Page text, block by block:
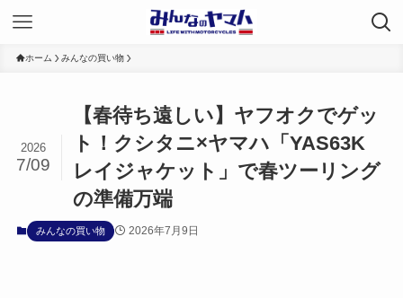
ホーム みんなの買い物
【春待ち遠しい】ヤフオクでゲッ
ト！クシタニ×ヤマハ「YAS63K
レイジャケット」で春ツーリング
の準備万端
2026
7/09
みんなの買い物 2026年7月9日